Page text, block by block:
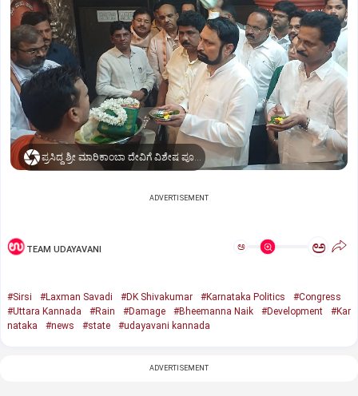
ಪ್ರಸಿದ್ಧ ಶ್ರೀ ಮಾರಿಕಾಂಬಾ ದೇವಿಗೆ ವಿಶೇಷ ಪೂಜೆ ಸಲ್ಲಿಸಿದ ಶಾಸಕ ಲಕ್ಷ್ಮಣ ಸವದಿ
ADVERTISEMENT
TEAM UDAYAVANI ಅ ಅ
#Sirsi #Laxman Savadi #DK Shivakumar #Karnataka Politics
#Congress
#Uttara Kannada
#Rain #Damage #Bheemanna Naik #Development
#Kar
nataka
#news #state #udayavani kannada
ADVERTISEMENT